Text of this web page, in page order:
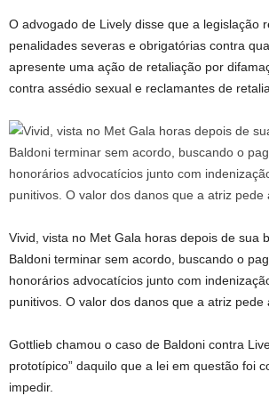
O advogado de Lively disse que a legislação
penalidades severas e obrigatórias contra
apresente uma ação de retaliação por
contra assédio sexual e reclamantes de
Vivid, vista no Met Gala horas depois de sua
Baldoni terminar sem acordo, buscando o
honorários advocatícios junto com
punitivos. O valor dos danos que a atriz pede
Gottlieb chamou o caso de Baldoni contra
prototípico” daquilo que a lei em questão foi
impedir.